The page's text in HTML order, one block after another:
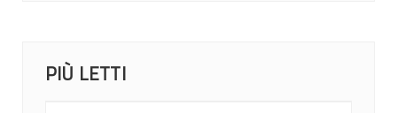
PIÙ LETTI